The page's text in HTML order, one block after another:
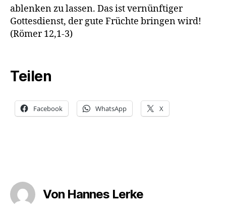
ablenken zu lassen. Das ist vernünftiger
Gottesdienst, der gute Früchte bringen wird!
(Römer 12,1-3)
Teilen
Facebook WhatsApp X
Von Hannes Lerke